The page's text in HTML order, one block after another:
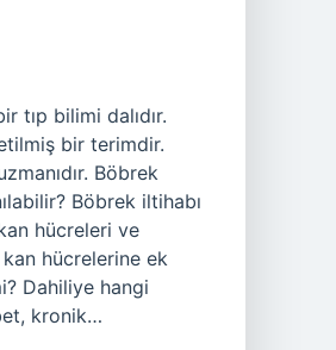
tıp bilimi dalıdır.
bir terimdir.
Böbrek
Böbrek iltihabı
hücreleri ve
hücrelerine ek
Dahiliye hangi
kronik…